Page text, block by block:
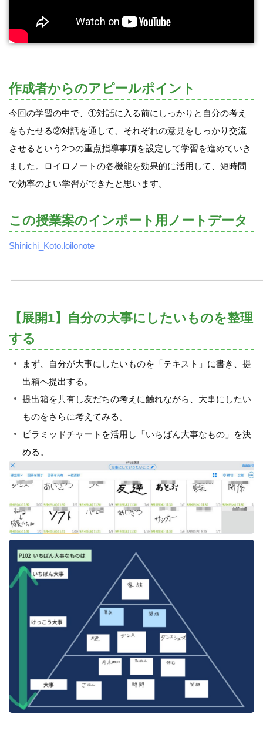
作成者からのアピールポイント
今回の学習の中で、①対話に入る前にしっかりと自分の考え
をもたせる②対話を通して、それぞれの意見をしっかり交流
させるという2つの重点指導事項を設定して学習を進めていき
ました。ロイロノートの各機能を効果的に活用して、短時間
で効率のよい学習ができたと思います。
この授業案のインポート用ノートデータ
Shinichi_Koto.loilonote
【展開1】自分の大事にしたいものを整理
する
まず、自分が大事にしたいものを「テキスト」に書き、提
出箱へ提出する。
提出箱を共有し友だちの考えに触れながら、大事にしたい
ものをさらに考えてみる。
ピラミッドチャートを活用し「いちばん大事なもの」を決
める。